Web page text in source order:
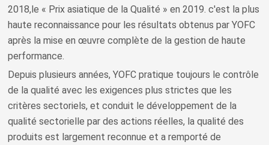
2018,le « Prix asiatique de la Qualité » en 2019. c'est la plus
haute reconnaissance pour les résultats obtenus par YOFC
après la mise en œuvre complète de la gestion de haute
performance.
Depuis plusieurs années, YOFC pratique toujours le contrôle
de la qualité avec les exigences plus strictes que les
critères sectoriels, et conduit le développement de la
qualité sectorielle par des actions réelles, la qualité des
produits est largement reconnue et a remporté de